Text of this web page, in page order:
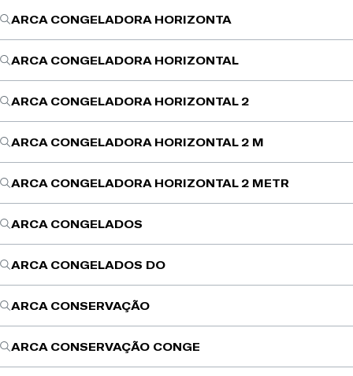
ARCA CONGELADORA HORIZONTA
ARCA CONGELADORA HORIZONTAL
ARCA CONGELADORA HORIZONTAL 2
ARCA CONGELADORA HORIZONTAL 2 M
ARCA CONGELADORA HORIZONTAL 2 METR
ARCA CONGELADOS
ARCA CONGELADOS DO
ARCA CONSERVAÇÃO
ARCA CONSERVAÇÃO CONGE